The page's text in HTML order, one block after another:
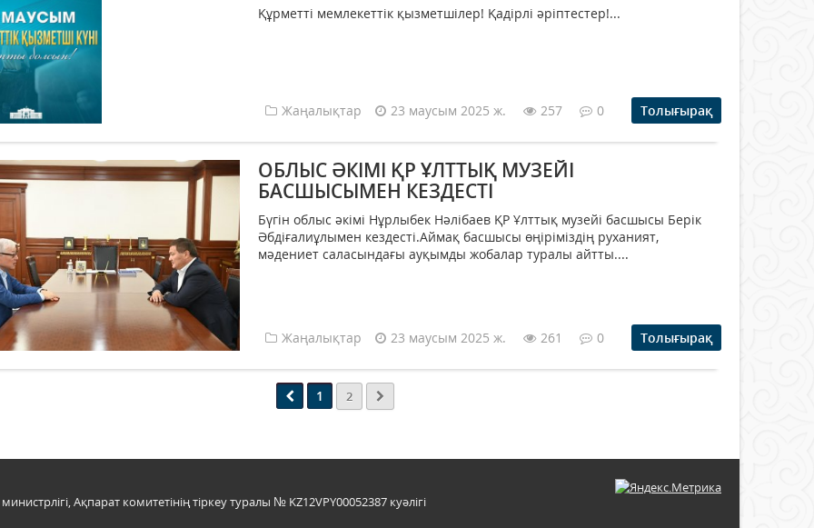
Құрметті мемлекеттік қызметшілер! Қадірлі әріптестер!...
Жаңалықтар 23 маусым 2025 ж. 257 0 Толығырақ
ОБЛЫС ӘКІМІ ҚР ҰЛТТЫҚ МУЗЕЙІ
БАСШЫСЫМЕН КЕЗДЕСТІ
Бүгін облыс әкімі Нұрлыбек Нәлібаев ҚР Ұлттық музейі басшысы Берік
Әбдіғалиұлымен кездесті.Аймақ басшысы өңіріміздің руханият,
мәдениет саласындағы ауқымды жобалар туралы айтты....
Жаңалықтар 23 маусым 2025 ж. 261 0 Толығырақ
1 2
Ақпарат комитетінің тіркеу туралы № KZ12VPY00052387 куәлігі